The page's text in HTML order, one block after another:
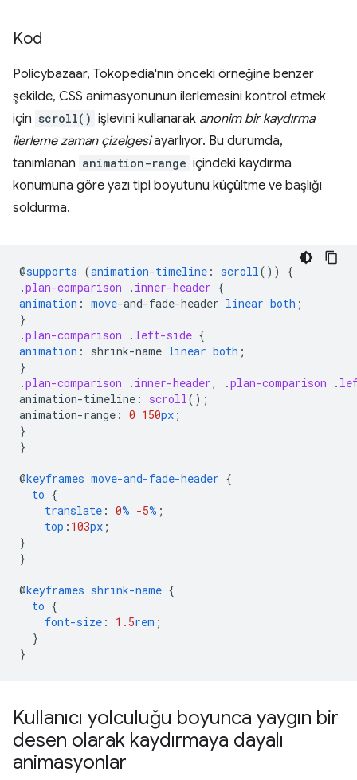
Kod
Policybazaar, Tokopedia'nın önceki örneğine benzer
şekilde, CSS animasyonunun ilerlemesini kontrol etmek
için scroll() işlevini kullanarak anonim bir kaydırma
ilerleme zaman çizelgesiayarlıyor. Bu durumda,
tanımlanan animation-range içindeki kaydırma
konumuna göre yazı tipi boyutunu küçültme ve başlığı
soldurma.
@supports (animation-timeline : scroll())
{
.plan-comparison . inner-header {
animation : move-and-fade-header linear both ;
}
.plan-comparison . left-side {
animation : shrink-name linear both ;
}
.plan-comparison . inner-header, .plan-comparison .
animation-timeline : scroll();
animation-range : 0 150px ;
}
}
@keyframes move-and-fade-header {
to {
translate : 0% -5% ;
top : 103px ;
}
}
@keyframes shrink-name {
to {
font-size : 1.5rem ;
}
}
Kullanıcı yolculuğu boyunca yaygın bir
desen olarak kaydırmaya dayalı
animasyonlar